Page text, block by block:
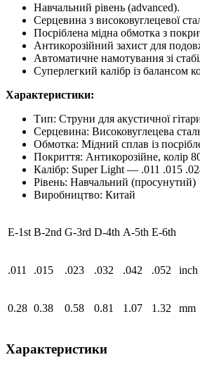
Навчальний рівень (advanced).
Серцевина з високовуглецевої
Посріблена мідна обмотка з
Антикорозійний захист для
Автоматичне намотування зі
Суперлегкий калібр із балансом
Характеристики:
Тип: Струни для акустичної
Серцевина: Високовуглецева
Обмотка: Мідний сплав із
Покриття: Антикорозійне, колір
Калібр: Super Light — .011 .015
Рівень: Навчальний (просунутий)
Виробництво: Китай
E-1st B-2nd G-3rd D-4th A-5th E-6th
.011 .015 .023 .032 .042 .052 inch
0.28 0.38 0.58 0.81 1.07 1.32 mm
Характеристики